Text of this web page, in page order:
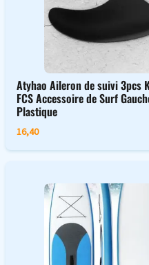
Atyhao Aileron de suivi 3pcs
FCS Accessoire de Surf
Plastique
16,40